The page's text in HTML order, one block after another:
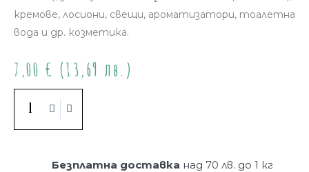
кремове, лосиони, свещи, ароматизатори, тоалетна
вода и др. козметика.
7,00 € (13,69 лв.)
Безплатна доставка над 70 лв. до 1 кг